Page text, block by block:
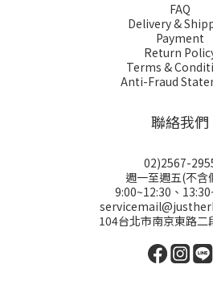
FAQ
Delivery &
Payment
Return
Terms &
Anti-Fraud
聯絡我們
02)2567-
週一至週五(不含
9:00~12:30、
104台北市南京東路二